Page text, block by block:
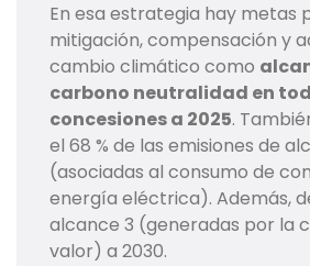
En esa estrategia hay metas
mitigación, compensación y
cambio climático como
carbono neutralidad en
concesiones a 2025.
el 68 % de las emisiones de
(asociadas al consumo de
energía eléctrica). Además,
alcance 3 (generadas por la
valor) a 2030.